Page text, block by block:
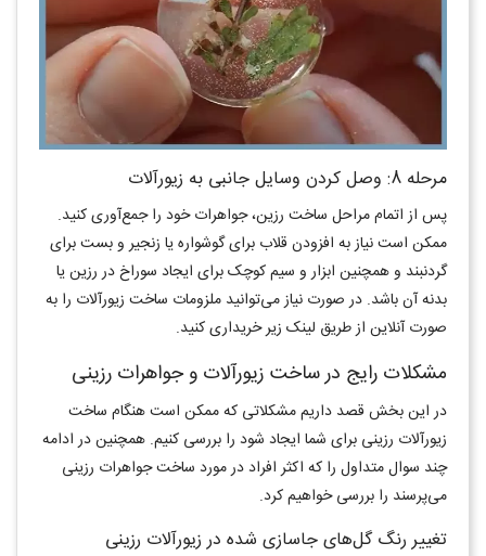
مرحله 8: وصل کردن وسایل جانبی به زیورآلات
پس از اتمام مراحل ساخت رزین، جواهرات خود را جمع‌آوری کنید.
ممکن است نیاز به افزودن قلاب برای گوشواره یا زنجیر و بست برای
گردنبند و همچنین ابزار و سیم کوچک برای ایجاد سوراخ در رزین یا
بدنه آن باشد. در صورت نیاز می‌توانید ملزومات ساخت زیورآلات را به
صورت آنلاین از طریق لینک زیر خریداری کنید.
مشکلات رایج در ساخت زیورآلات و جواهرات رزینی
در این بخش قصد داریم مشکلاتی که ممکن است هنگام ساخت
زیورآلات رزینی برای شما ایجاد شود را بررسی کنیم. همچنین در ادامه
چند سوال متداول را که اکثر افراد در مورد ساخت جواهرات رزینی
می‌پرسند را بررسی خواهیم کرد.
تغییر رنگ گل‌های جاسازی شده در زیورآلات رزینی